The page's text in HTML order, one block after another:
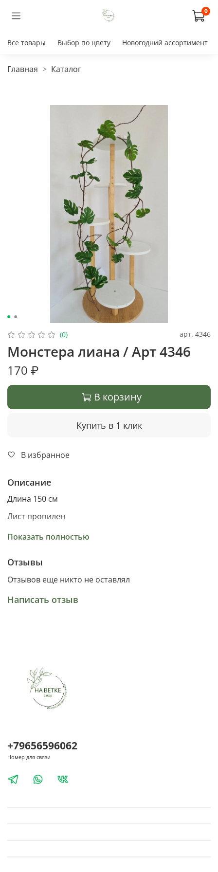
0
Все товары Выбор по цвету Новогодний ассортимент
Главная Каталог
(0) арт. 4346
Монстера лиана / Арт 4346
170 ₽
В корзину
Купить в 1 клик
В избранное
Описание
Длина 150 см
Лист пропилен
Лиана мягкий пластик
Показать полностью
Отзывы
Отзывов еще никто не оставлял
Написать отзыв
+79656596062
Номер для связи